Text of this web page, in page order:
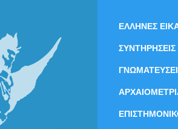
ΕΛΛΗΝΕΣ
ΣΥΝΤΗΡΗΣΕΙΣ